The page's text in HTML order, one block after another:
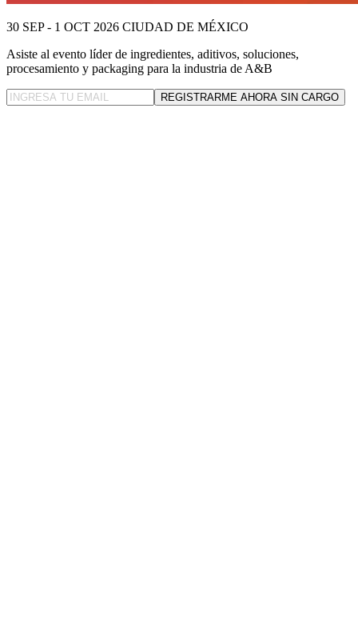
30 SEP - 1 OCT 2026 CIUDAD DE MÉXICO
Asiste al evento líderde ingredientes, aditivos, soluciones,
procesamiento y packaging para la industria de A&B
REGISTRARME AHORA SIN CARGO